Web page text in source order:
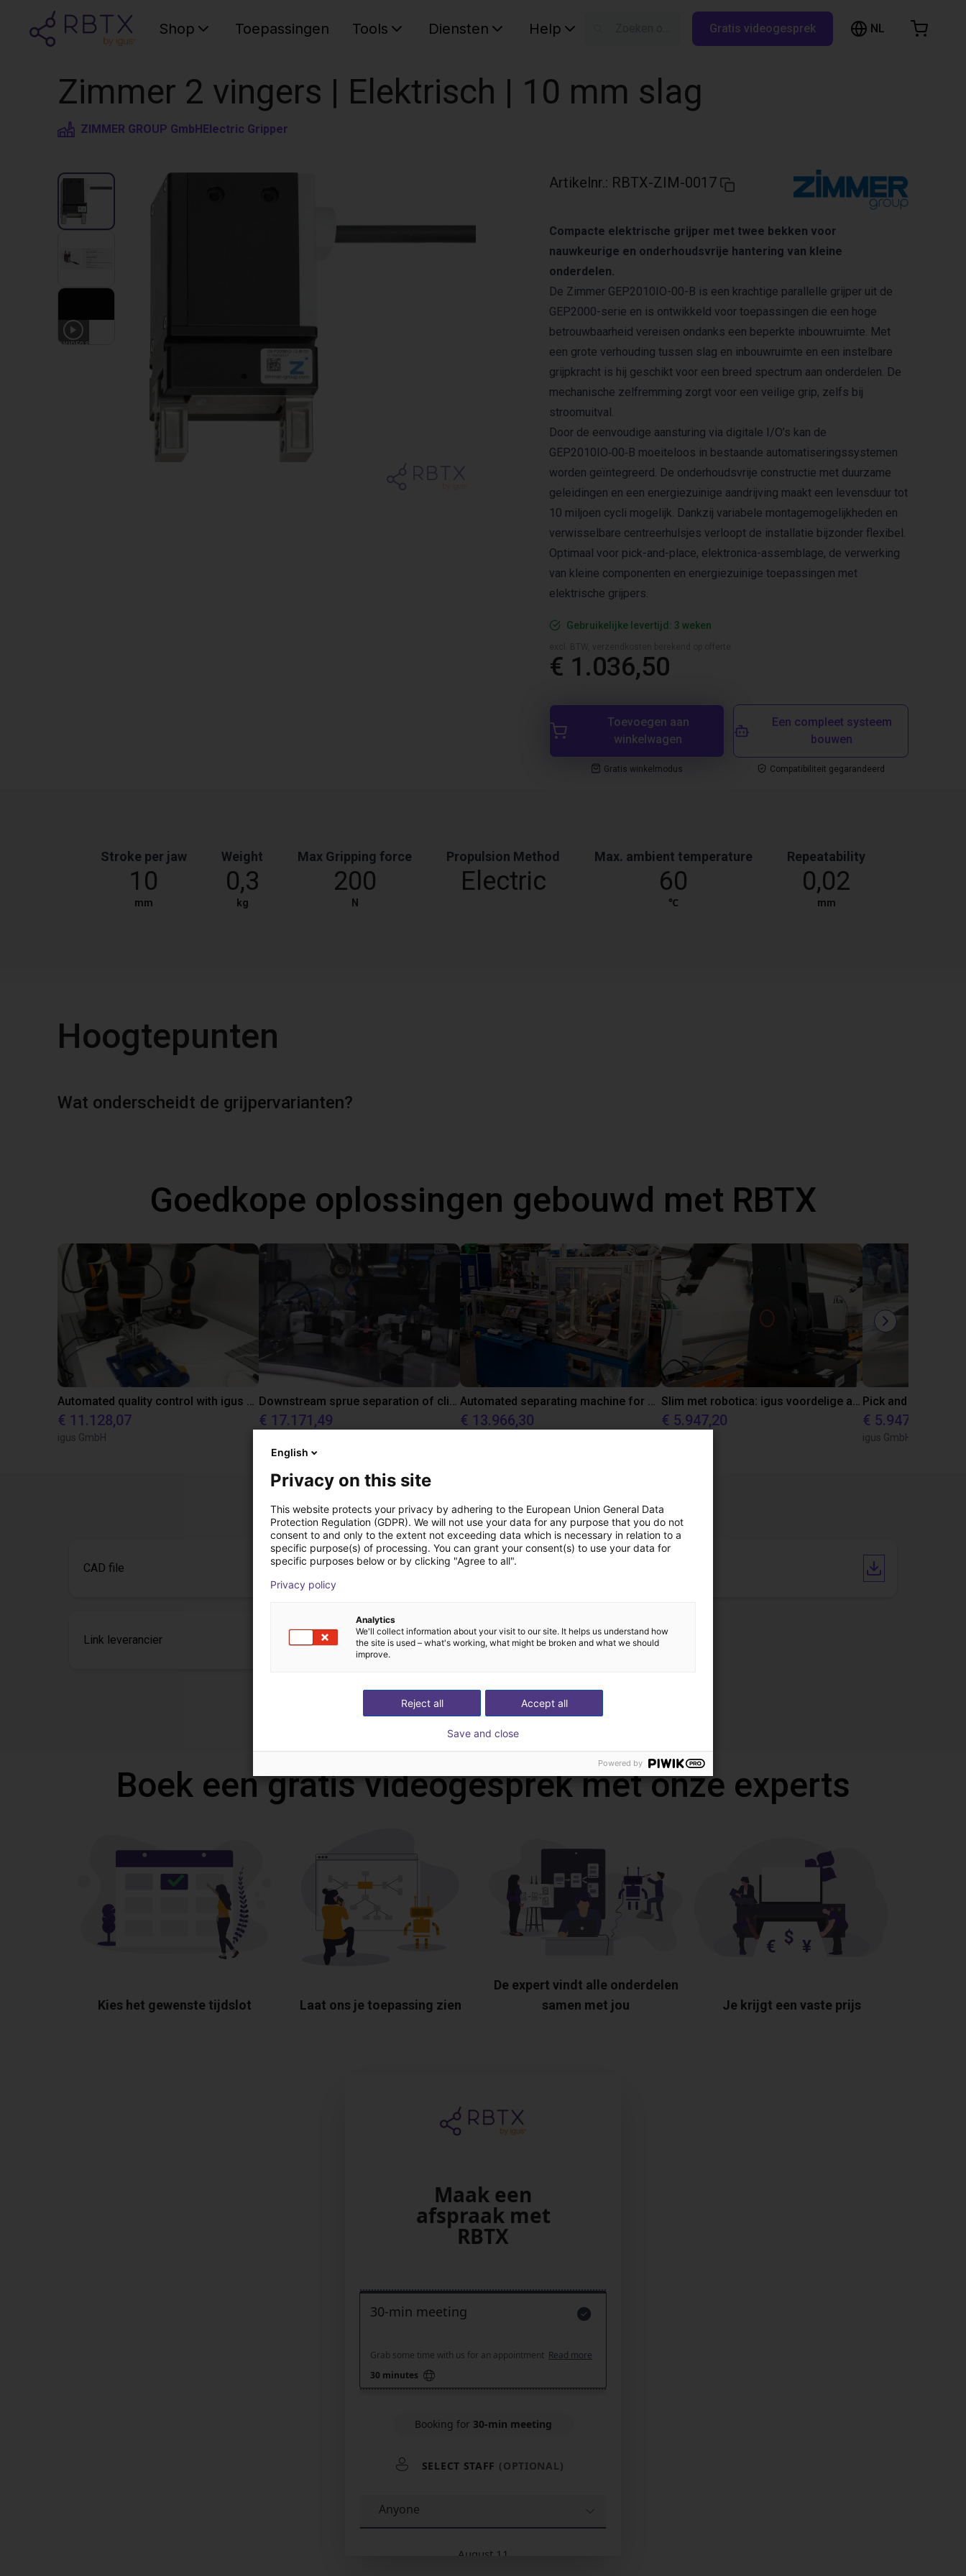
Shop Toepassingen Tools Diensten Help Gratis videogesprek NL
Zimmer 2 vingers | Elektrisch | 10 mm slag
ZIMMER GROUP GmbHElectric Gripper
3 VIDEOS
Artikelnr.: RBTX-ZIM-0017
Compacte elektrische grijper met twee bekken voor
nauwkeurige en onderhoudsvrije hantering van kleine
onderdelen.
De Zimmer GEP2010IO-00-B is een krachtige parallelle grijper uit de
GEP2000-serie en is ontwikkeld voor toepassingen die een hoge
betrouwbaarheid vereisen ondanks een beperkte inbouwruimte. Met
een grote verhouding tussen slag en inbouwruimte en een instelbare
grijpkracht is hij geschikt voor een breed spectrum aan onderdelen. De
mechanische zelfremming zorgt voor een veilige grip, zelfs bij
stroomuitval.
Door de eenvoudige aansturing via digitale I/O’s kan de
GEP2010IO‑00‑B moeiteloos in bestaande automatiseringssystemen
worden geïntegreerd. De onderhoudsvrije constructie met duurzame
geleidingen en een energiezuinige aandrijving maakt een levensduur tot
10 miljoen cycli mogelijk. Dankzij variabele montagemogelijkheden en
verwisselbare centreerhulsjes verloopt de installatie bijzonder flexibel.
Optimaal voor pick-and-place, elektronica-assemblage, de verwerking
van kleine componenten en energiezuinige toepassingen met
elektrische grijpers.
Gebruikelijke levertijd: 3 weken
€ 1.036,50
Toevoegen aan
winkelwagen
Gratis winkelmodus
Een compleet systeem
bouwen
Compatibiliteit gegarandeerd
Stroke per jaw
10
mm
Weight
0,3
kg
Max Gripping force
200
N
Propulsion Method
Electric
Max. ambient temperature
60
℃
Repeatability
0,02
mm
Hoogtepunten
Wat onderscheidt de grijpervarianten?
Goedkope oplossingen gebouwd met RBTX
Automated quality control with igus ReBeL
€ 11.128,07
igus GmbH
Downstream sprue separation of clip bearings
€ 17.171,49
Automated separating machine for stacking corners with ReBeL robot
€ 13.966,30
Slim met robotica: igus voordelige automatisering in het onderwijs
€ 5.947,20 € 5.947,20
igus GmbH
Downloads
CAD file Installation and operating instructions
Link leverancier
Download all
Boek een gratis videogesprek met onze experts
Kies het gewenste tijdslot Laat ons je toepassing zien
De expert vindt alle onderdelen
samen met jou
Je krijgt een vaste prijs
English
Privacy on this site
This website protects your privacy by adhering to the European Union General Data
Protection Regulation (GDPR). We will not use your data for any purpose that you do not
consent to and only to the extent not exceeding data which is necessary in relation to a
specific purpose(s) of processing. You can grant your consent(s) to use your data for
specific purposes below or by clicking "Agree to all".
Privacy policy
Analytics
We'll collect information about your visit to our site. It helps us understand how
the site is used – what's working, what might be broken and what we should
improve.
Accept all
Reject all
Save and close
Powered by